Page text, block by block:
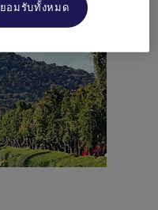
ยอมรับทั้งหมด